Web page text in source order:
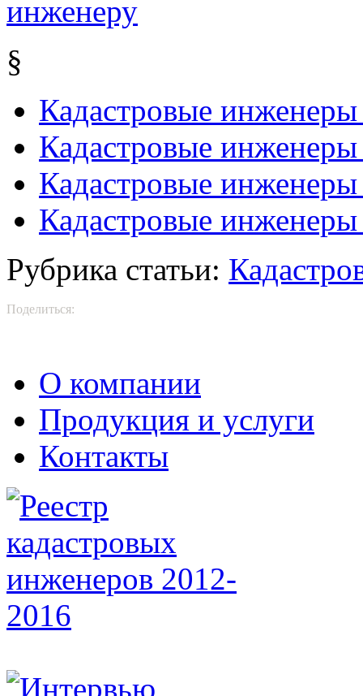
§
Кадастровые
Кадастровые
Кадастровые
Кадастровые инженеры
Рубрика статьи:
Поделиться:
О компании
Продукция и услуги
Контакты